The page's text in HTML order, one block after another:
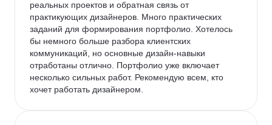
реальных проектов и обратная связь от
практикующих дизайнеров. Много практических
заданий для формирования портфолио. Хотелось
бы немного больше разбора клиентских
коммуникаций, но основные дизайн-навыки
отработаны отлично. Портфолио уже включает
несколько сильных работ. Рекомендую всем, кто
хочет работать дизайнером.